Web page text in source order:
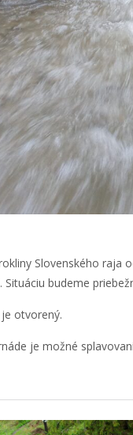
Slovenského raja
budeme
otvorený.
je možné